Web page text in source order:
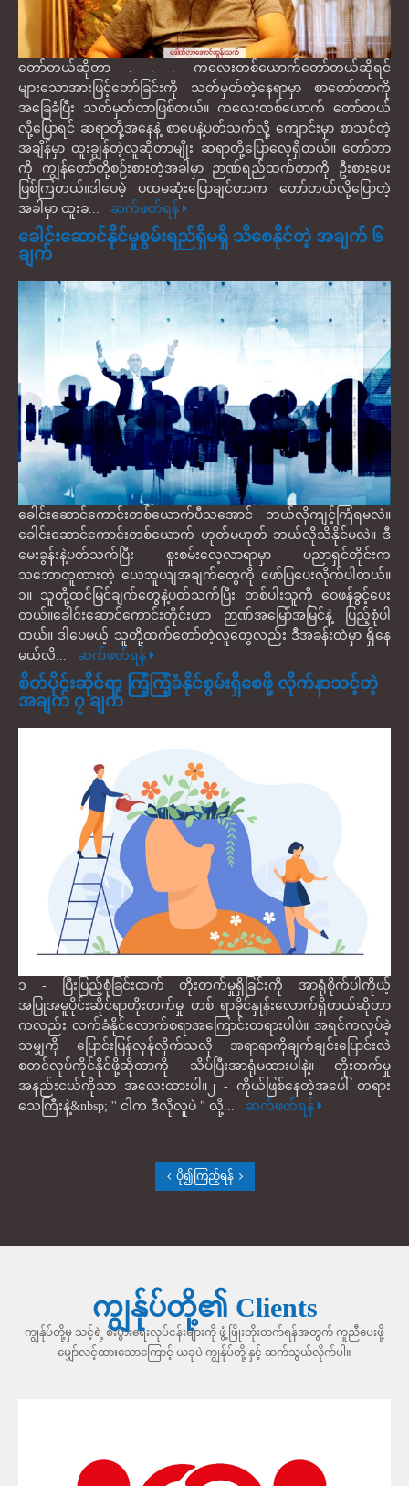
တော်တယ်ဆိုတာ . . . ကလေးတစ်ယောက်တော်တယ်ဆိုရင်
များသောအားဖြင့်တော်ခြင်းကို သတ်မှတ်တဲ့နေရာမှာ စာတော်တာကို
အခြေခံပြီး သတ်မှတ်တာဖြစ်တယ်။ ကလေးတစ်ယောက် တော်တယ်
လို့ပြောရင် ဆရာတို့အနေနဲ့ စာပေနဲ့ပတ်သက်လို့ ကျောင်းမှာ စာသင်တဲ့
အချိန်မှာ ထူးချွန်တဲ့လူဆိုတာမျိုး ဆရာတို့ပြောလေ့ရှိတယ်။ တော်တာ
ကို ကျွန်တော်တို့စဉ်းစားတဲ့အခါမှာ ဉာဏ်ရည်ထက်တာကို ဦးစားပေး
ဖြစ်ကြတယ်။ဒါပေမဲ့ ပထမဆုံးပြောချင်တာက တော်တယ်လို့ပြောတဲ့
အခါမှာ ထူးခ... ဆက်ဖတ်ရန်
ခေါင်းဆောင်နိုင်မှုစွမ်းရည်ရှိမရှိ သိစေနိုင်တဲ့ အချက် ၆
ချက်
ခေါင်းဆောင်ကောင်းတစ်ယောက်ပီသအောင် ဘယ်လိုကျင့်ကြံရမလဲ။
ခေါင်းဆောင်ကောင်းတစ်ယောက် ဟုတ်မဟုတ် ဘယ်လိုသိနိုင်မလဲ။ ဒီ
မေးခွန်းနဲ့ပတ်သက်ပြီး စူးစမ်းလေ့လာရာမှာ ပညာရှင်တိုင်းက
သဘောတူထားတဲ့ ယေဘူယျအချက်တွေကို ဖော်ပြပေးလိုက်ပါတယ်။
၁။ သူတို့ထင်မြင်ချက်တွေနဲ့ပတ်သက်ပြီး တစ်ပါးသူကို ဝေဖန်ခွင့်ပေး
တယ်။ခေါင်းဆောင်ကောင်းတိုင်းဟာ ဉာဏ်အမြော်အမြင်နဲ့ ပြည့်စုံပါ
တယ်။ ဒါပေမယ့် သူတို့ထက်တော်တဲ့လူတွေလည်း ဒီအခန်းထဲမှာ ရှိနေ
မယ်လိ... ဆက်ဖတ်ရန်
စိတ်ပိုင်းဆိုင်ရာ ကြံ့ကြံ့ခံနိုင်စွမ်းရှိစေဖို့ လိုက်နာသင့်တဲ့
အချက် ၇ ချက်
၁ - ပြီးပြည့်စုံခြင်းထက် တိုးတက်မှုရှိခြင်းကို အာရုံစိုက်ပါကိုယ့်
အပြုအမူပိုင်းဆိုင်ရာတိုးတက်မှု တစ် ရာခိုင်နှုန်းလောက်ရှိတယ်ဆိုတာ
ကလည်း လက်ခံနိုင်လောက်စရာအကြောင်းတရားပါပဲ။ အရင်ကလုပ်ခဲ့
သမျှကို ပြောင်းပြန်လှန်လိုက်သလို အရာရာကိုချက်ချင်းပြောင်းလဲ
စတင်လုပ်ကိုင်နိုင်ဖို့ဆိုတာကို သိပ်ပြီးအာရုံမထားပါနဲ့။ တိုးတက်မှု
အနည်းငယ်ကိုသာ အလေးထားပါ။၂ - ကိုယ်ဖြစ်နေတဲ့အပေါ် တရား
သေကြီးနဲ့&nbsp; '' ငါက ဒီလိုလူပဲ " လို့... ဆက်ဖတ်ရန်
ပို၍ကြည့်ရန်
ကျွန်ုပ်တို့၏ Clients
ကျွန်ုပ်တို့မှ သင့်ရဲ့ စီးပွားရေးလုပ်ငန်းများကို ဖွံ့ဖြိုးတိုးတက်ရန်အတွက် ကူညီပေးဖို့
မျှော်လင့်ထားသောကြောင့် ယခုပဲ ကျွန်ုပ်တို့ နှင့် ဆက်သွယ်လိုက်ပါ။